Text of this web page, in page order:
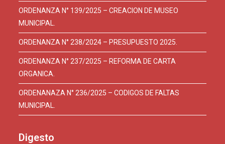
ORDENANZA N° 139/2025 – CREACION DE MUSEO
MUNICIPAL.
ORDENANZA N° 238/2024 – PRESUPUESTO 2025.
ORDENANZA N° 237/2025 – REFORMA DE CARTA
ORGANICA.
ORDENANAZA N° 236/2025 – CODIGOS DE FALTAS
MUNICIPAL.
Digesto